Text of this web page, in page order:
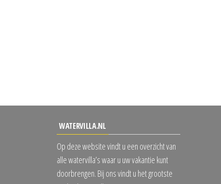
WATERVILLA.NL
Op deze website vindt u een overzicht van
alle watervilla’s waar u uw vakantie kunt
doorbrengen. Bij ons vindt u het grootste